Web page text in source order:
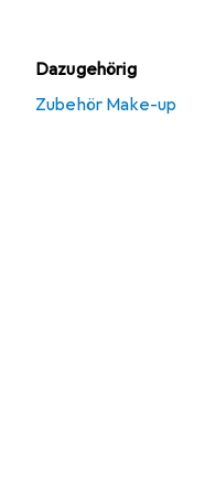
Dazugehörig
Zubehör Make-up